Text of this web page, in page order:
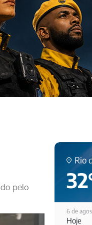
pelo
Rio
6 de
Hoje